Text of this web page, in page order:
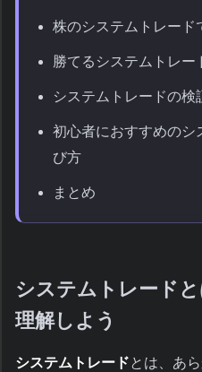
株のシステムトレード
勝てるシステムトレ
システムトレードの検
初心者におすすめのシ
び方
まとめ
システムトレード
理解しよう
システムトレードとは、あ